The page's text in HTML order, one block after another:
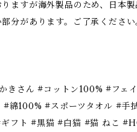
ますが海外製品のため、日本
分があります。ご了承ください
きさん #コットン100% #フェ
#綿100% #スポーツタオル #手
ギフト #黒猫 #白猫 #猫 ねこ